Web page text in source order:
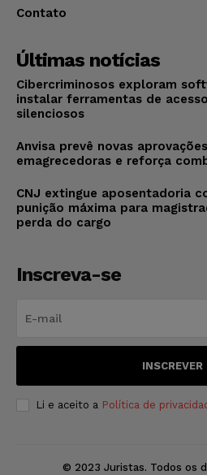
Contato
Últimas notícias
Cibercriminosos exploram
instalar ferramentas de
silenciosos
Anvisa prevê novas
emagrecedoras e reforça
CNJ extingue aposentadoria
punição máxima para
perda do cargo
Inscreva-se
INSCREVER
Li e aceito a Política de
© 2023 Juristas. Todos os